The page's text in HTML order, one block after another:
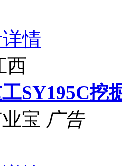
情
西
SY195C挖
宝 广告